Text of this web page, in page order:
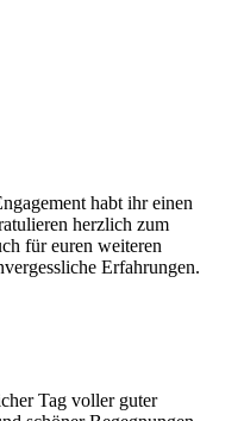
habt ihr einen
herzlich zum
für euren weiteren
Erfahrungen.
Tag voller guter